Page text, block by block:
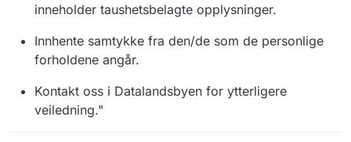
inneholder taushetsbelagte opplysninger.
Innhente samtykke fra den/de som de personlige
forholdene angår.
Kontakt oss i Datalandsbyen for ytterligere
veiledning."